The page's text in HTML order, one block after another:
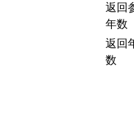
返回
年数
返回
数